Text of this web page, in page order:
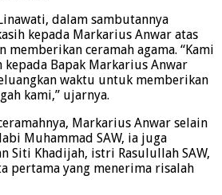
dalam sambutannya
kepada Markarius Anwar atas
memberikan ceramah agama. “Kami
Bapak Markarius Anwar
waktu untuk memberikan
kami,” ujarnya.
Markarius Anwar selain
Muhammad SAW, ia juga
Siti Khadijah, istri Rasulullah SAW,
pertama yang menerima risalah